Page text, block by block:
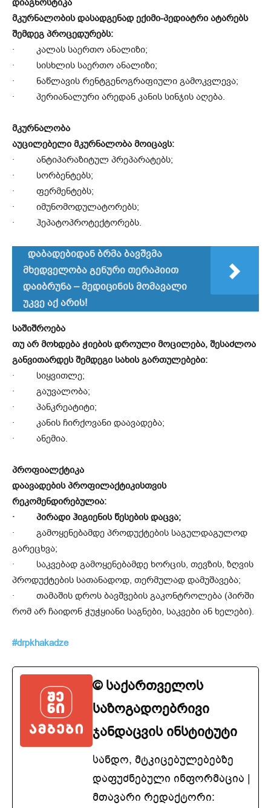
დიაგნოსტიკა
მკურნალობის დასადგენად ექიმი-პედიატრი ატარებს
შემდეგ პროცედურებს:
· კალას საერთო ანალიზი;
· სისხლის საერთო ანალიზი;
· ნაწლავის რენტგენოგრაფიული გამოკვლევა;
· პერიანალური არედან კანის სინჯის აღება.
მკურნალობა
აუცილებელი მკურნალობა მოიცავს:
· ანტიპარაზიტულ პრეპარატებს;
· სორბენტებს;
· ფერმენტებს;
· იმუნომოდულატორებს;
· ჰეპატოპროტექტორებს.
დაბადებიდან ბრმა ბავშვმა
მხედველობა გენური თერაპიით
დაიბრუნა – მედიცინის მომავალი
უკვე აქ არის!
საშიშროება
თუ არ მოხდება ჭიების დროული მოცილება, შესაძლოა
განვითარდეს შემდეგი სახის გართულებები:
· სიყვითლე;
· გაუვალობა;
· პანკრეატიტი;
· კანის ჩირქოვანი დაავადება;
· ანემია.
პროფიალქტიკა
დაავადების პროფილაქტიკისთვის
რეკომენდირებულია:
· პირადი ჰიგიენის წესების დაცვა;
· გამოყენებამდე პროდუქტების საგულდაგულოდ
გარეცხვა;
· საკვებად გამოყენებამდე ხორცის, თევზის, ზღვის
პროდუქტების სათანადოდ, თერმულად დამუშავება;
· თამაშის დროს ბავშვების გაკონტროლება (პირში
რომ არ ჩაიდონ ჭუჭყიანი საგნები, საკვები ან ხელები).
#drpkhakadze
© საქართველოს
საზოგადოებრივი
ჯანდაცვის ინსტიტუტი
სანდო, მტკიცებულებებზე
დაფუძნებული ინფორმაცია |
მთავარი რედაქტორი: